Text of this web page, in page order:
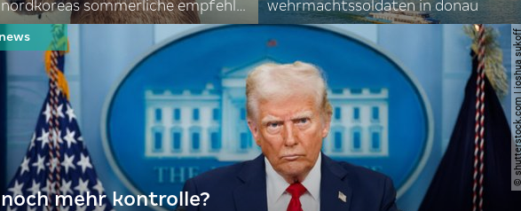
nordkoreas sommerliche empfehlungen
wehrmachtssoldaten in donau
©
noch mehr kontrolle?